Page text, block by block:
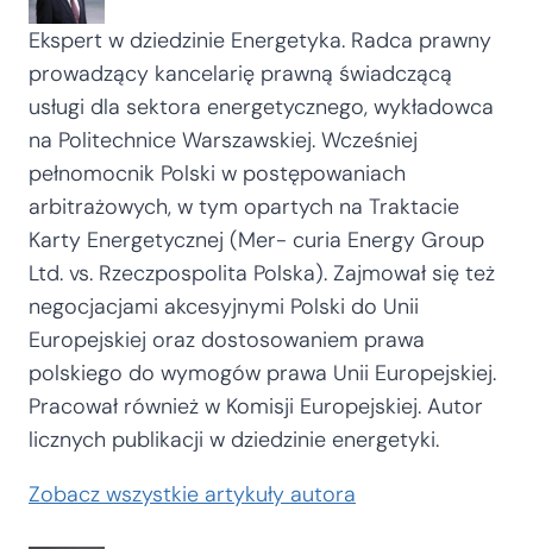
Ekspert w dziedzinie Energetyka. Radca prawny
prowadzący kancelarię prawną świadczącą
usługi dla sektora energetycznego, wykładowca
na Politechnice Warszawskiej. Wcześniej
pełnomocnik Polski w postępowaniach
arbitrażowych, w tym opartych na Traktacie
Karty Energetycznej (Mer- curia Energy Group
Ltd. vs. Rzeczpospolita Polska). Zajmował się też
negocjacjami akcesyjnymi Polski do Unii
Europejskiej oraz dostosowaniem prawa
polskiego do wymogów prawa Unii Europejskiej.
Pracował również w Komisji Europejskiej. Autor
licznych publikacji w dziedzinie energetyki.
Zobacz wszystkie artykuły autora